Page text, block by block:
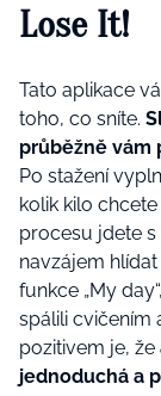
Lose It!
Tato aplikace
toho, co sníte.
průběžně vám
Po stažení
kolik kilo
procesu jdete
navzájem
funkce „My
spálili cvičením
pozitivem je, že
jednoduchá a